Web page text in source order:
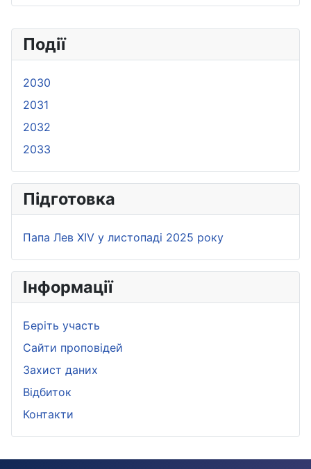
Події
2030
2031
2032
2033
Підготовка
Папа Лев XIV у листопаді 2025 року
Iнформації
Беріть участь
Сайти проповідей
Захист даних
Bідбиток
Контакти